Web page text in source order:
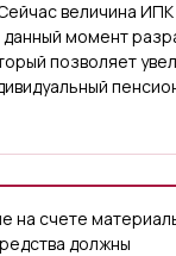
величина ИПК
данный момент
позволяет
на счете
должны